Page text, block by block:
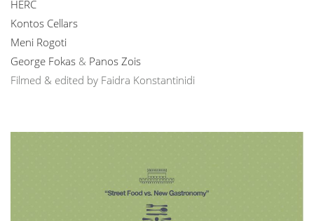
HERC
Kontos Cellars
Meni Rogoti
George Fokas & Panos Zois
Filmed & edited by Faidra Konstantinidi